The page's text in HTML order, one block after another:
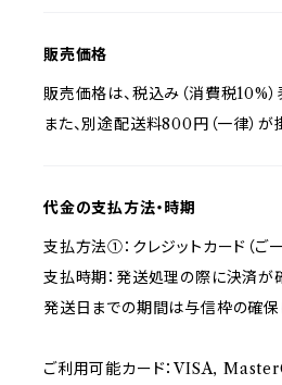
販売価格
販売価格は、税込み（消費税10%）
また、別途配送料800円（一律）が
代金の支払方法・時期
支払方法①：クレジットカード（ご
支払時期：発送処理の際に決済が
発送日までの期間は与信枠の確保
ご利用可能カード：VISA,